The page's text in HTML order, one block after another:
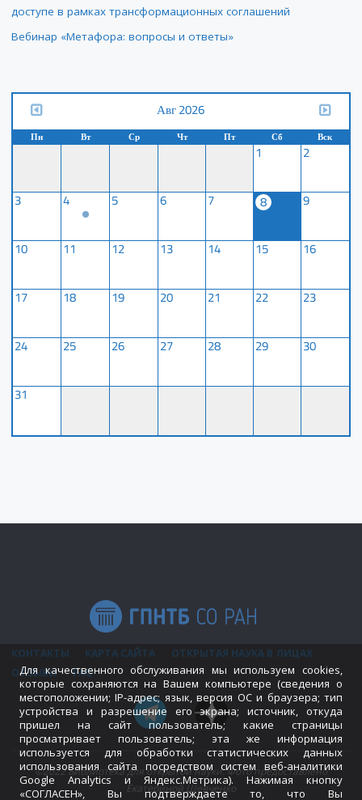
доступе в рамках трансформационных соглашений
Вебинар «Метафора: вопросы и ответы»
Авг 2026
Пн Вт Ср Чт Пт Сб Вск
1 2
3 4 5 6 7 8 9
10 11 12 13 14 15 16
17 18 19 20 21 22 23
24 25 26 27 28 29 30
31
КОНТАКТЫ КАРТА САЙТА
ОТКРЫТАЯ НАУКА В ЛИЦАХ
ОТЗЫВЫ
FAQ
©2022 Библиотека для открытой науки. Фото предоставлено
Екатериной Шевченко
Для качественного обслуживания мы используем cookies,
которые сохраняются на Вашем компьютере (сведения о
местоположении; IP-адрес; язык, версия ОС и браузера; тип
устройства и разрешение его экрана; источник, откуда
пришел на сайт пользователь; какие страницы
просматривает пользователь; эта же информация
используется для обработки статистических данных
использования сайта посредством систем веб-аналитики
Google Analytics и Яндекс.Метрика). Нажимая кнопку
«СОГЛАСЕН», Вы подтверждаете то, что Вы